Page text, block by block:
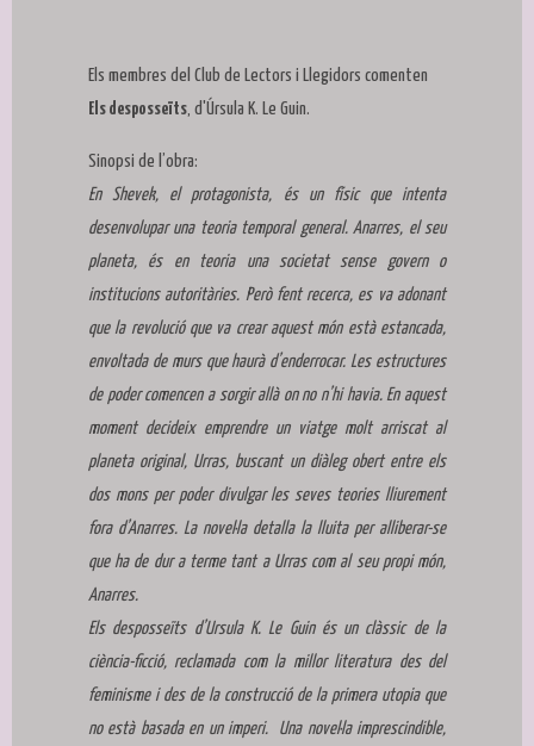
Els membres del Club de Lectors i Llegidors comenten
Els desposseïts, d'Úrsula K. Le Guin.
Sinopsi de l’obra:
En Shevek, el protagonista, és un físic que intenta
desenvolupar una teoria temporal general. Anarres, el seu
planeta, és en teoria una societat sense govern o
institucions autoritàries. Però fent recerca, es va adonant
que la revolució que va crear aquest món està estancada,
envoltada de murs que haurà d’enderrocar. Les estructures
de poder comencen a sorgir allà on no n’hi havia. En aquest
moment decideix emprendre un viatge molt arriscat al
planeta original, Urras, buscant un diàleg obert entre els
dos mons per poder divulgar les seves teories lliurement
fora d’Anarres. La novel·la detalla la lluita per alliberar-se
que ha de dur a terme tant a Urras com al seu propi món,
Anarres.
Els desposseïts d’Ursula K. Le Guin és un clàssic de la
ciència-ficció, reclamada com la millor literatura des del
feminisme i des de la construcció de la primera utopia que
no està basada en un imperi. Una novel·la imprescindible,